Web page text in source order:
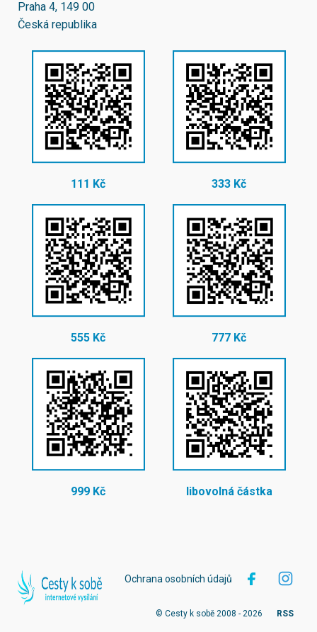
Praha 4, 149 00
Česká republika
111 Kč 333 Kč
555 Kč 777 Kč
999 Kč libovolná částka
Ochrana osobních údajů
© Cesty k sobě 2008 - 2026 RSS